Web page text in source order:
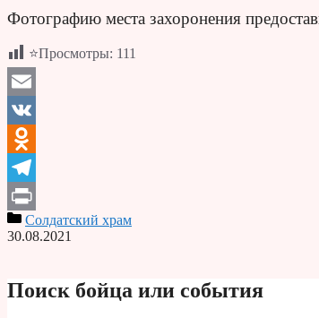
Фотографию места захоронения
⭐Просмотры: 111
Email
VK
Odnoklassniki
Telegram
PrintСолдатский храм
30.08.2021
Поиск бойца или события